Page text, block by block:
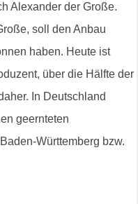
Alexander der Große.
soll den Anbau
haben. Heute ist
über die Hälfte der
In Deutschland
geernteten
Württemberg bzw.